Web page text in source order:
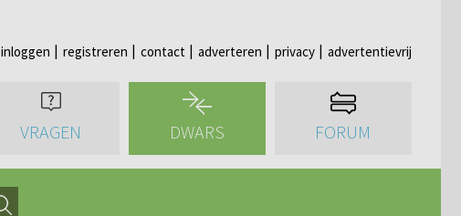
inloggen registreren contact adverteren privacy advertentievrij
VRAGEN DWARS FORUM